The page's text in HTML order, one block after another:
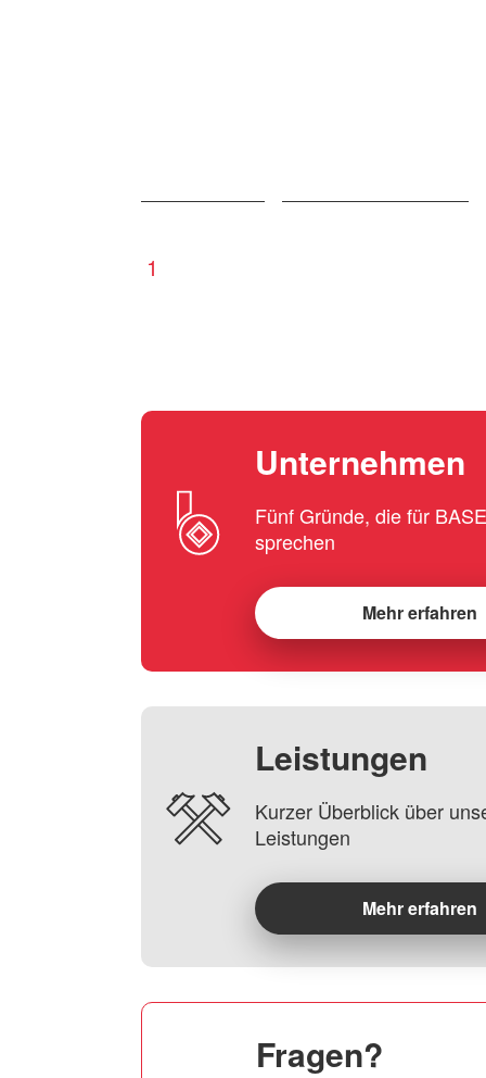
1
Unternehmen
Fünf Gründe, die für
sprechen
Mehr erfahren
Leistungen
Kurzer Überblick über
Leistungen
Mehr erfahren
Fragen?